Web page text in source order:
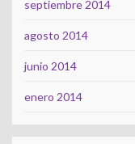
septiembre 2014
agosto 2014
junio 2014
enero 2014